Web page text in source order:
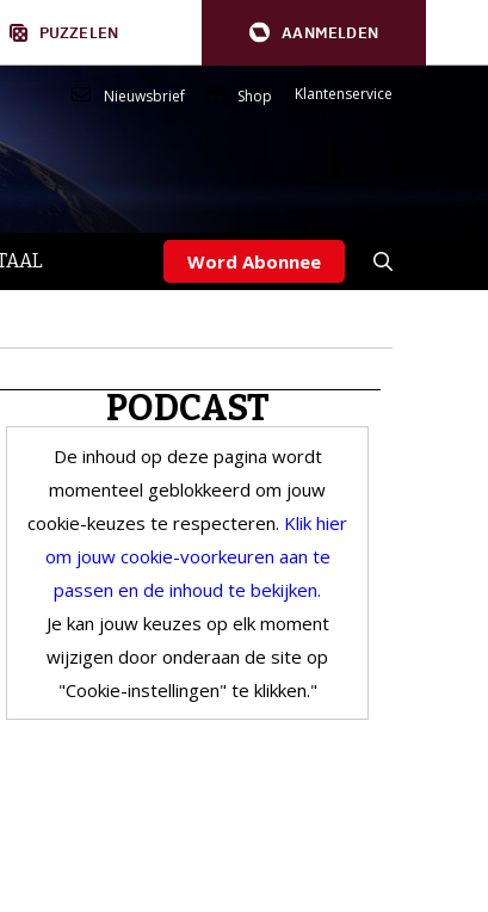
PUZZELEN AANMELDEN
Nieuwsbrief Shop Klantenservice
Word Abonnee
PODCAST
De inhoud op deze pagina wordt
momenteel geblokkeerd om jouw
cookie-keuzes te respecteren. Klik hier
om jouw cookie-voorkeuren aan te
passen en de inhoud te bekijken.
Je kan jouw keuzes op elk moment
wijzigen door onderaan de site op
"Cookie-instellingen" te klikken."